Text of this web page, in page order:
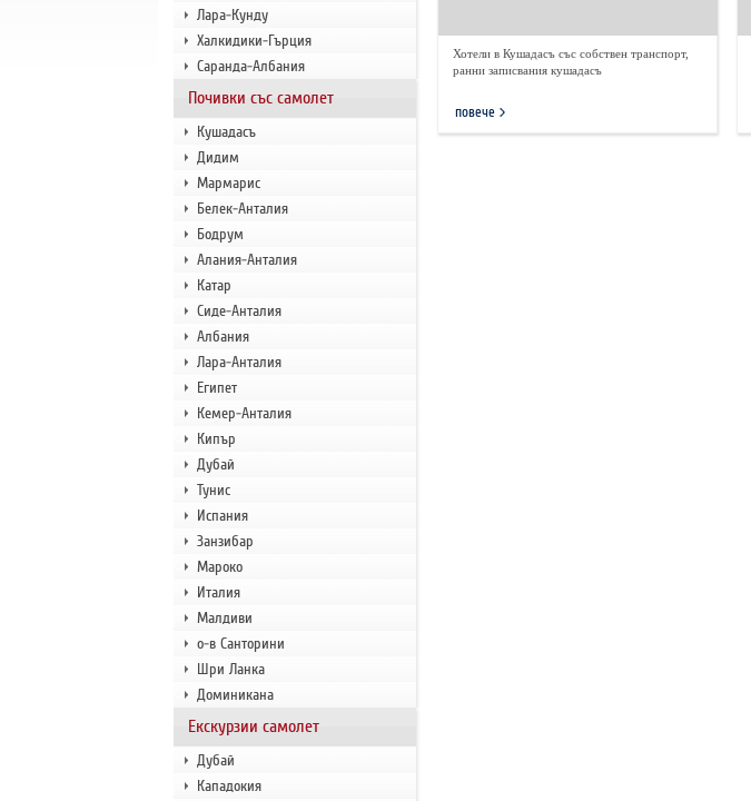
Лара-Кунду
Халкидики-Гърция
Саранда-Албания
Почивки със самолет
Кушадасъ
Дидим
Мармарис
Белек-Анталия
Бодрум
Алания-Анталия
Катар
Сиде-Анталия
Албания
Лара-Анталия
Египет
Кемер-Анталия
Кипър
Дубай
Тунис
Испания
Занзибар
Мароко
Италия
Малдиви
о-в Санторини
Шри Ланка
Доминикана
Екскурзии самолет
Дубай
Кападокия
Хотели в Кушадасъ със собствен транспорт,
ранни записвания кушадасъ
повече